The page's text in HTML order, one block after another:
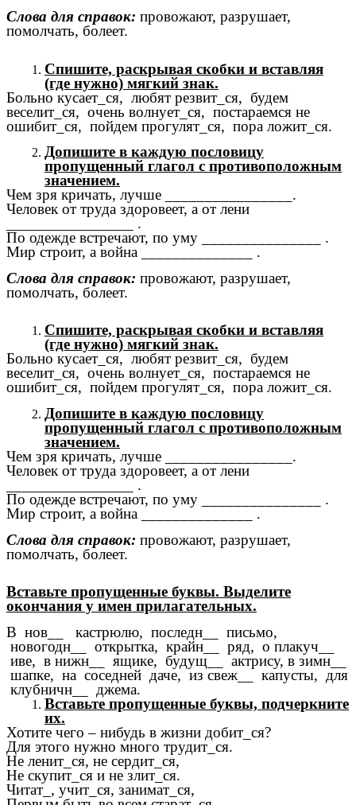
Слова для справок: провожают, разрушает,
помолчать, болеет.
Спишите, раскрывая скобки и вставляя
(где нужно) мягкий знак.
Больно кусает_ся, любят резвит_ся, будем
веселит_ся, очень волнует_ся, постараемся не
ошибит_ся, пойдем прогулят_ся, пора ложит_ся.
Допишите в каждую пословицу
пропущенный глагол с противоположным
значением.
Чем зря кричать, лучше ________________.
Человек от труда здоровеет, а от лени
________________ .
По одежде встречают, по уму _______________ .
Мир строит, а война ______________ .
Слова для справок: провожают, разрушает,
помолчать, болеет.
Спишите, раскрывая скобки и вставляя
(где нужно) мягкий знак.
Больно кусает_ся, любят резвит_ся, будем
веселит_ся, очень волнует_ся, постараемся не
ошибит_ся, пойдем прогулят_ся, пора ложит_ся.
Допишите в каждую пословицу
пропущенный глагол с противоположным
значением.
Чем зря кричать, лучше ________________.
Человек от труда здоровеет, а от лени
________________ .
По одежде встречают, по уму _______________ .
Мир строит, а война ______________ .
Слова для справок: провожают, разрушает,
помолчать, болеет.
Вставьте пропущенные буквы. Выделите
окончания у имен прилагательных.
В нов__ кастрюлю, последн__ письмо,
новогодн__ открытка, крайн__ ряд, о плакуч__
иве, в нижн__ ящике, будущ__ актрису, в зимн__
шапке, на соседней даче, из свеж__ капусты, для
клубничн__ джема.
Вставьте пропущенные буквы, подчеркните
их.
Хотите чего – нибудь в жизни добит_ся?
Для этого нужно много трудит_ся.
Не ленит_ся, не сердит_ся,
Не скупит_ся и не злит_ся.
Читат_, учит_ся, занимат_ся,